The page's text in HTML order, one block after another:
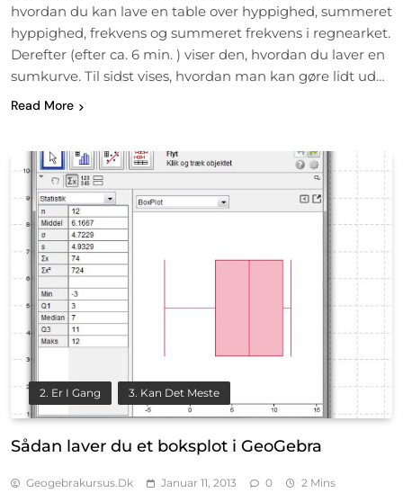
hvordan du kan lave en table over hyppighed, summeret
hyppighed, frekvens og summeret frekvens i regnearket.
Derefter (efter ca. 6 min. ) viser den, hvordan du laver en
sumkurve. Til sidst vises, hvordan man kan gøre lidt ud…
Read More
2. Er I Gang 3. Kan Det Meste
Sådan laver du et boksplot i GeoGebra
Geogebrakursus.dk Januar 11, 2013 0 2 Mins